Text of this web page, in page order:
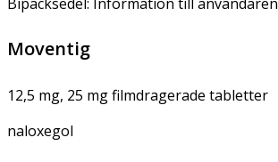
Moventig
12,5 mg, 25 mg filmdragerade tabletter
naloxegol